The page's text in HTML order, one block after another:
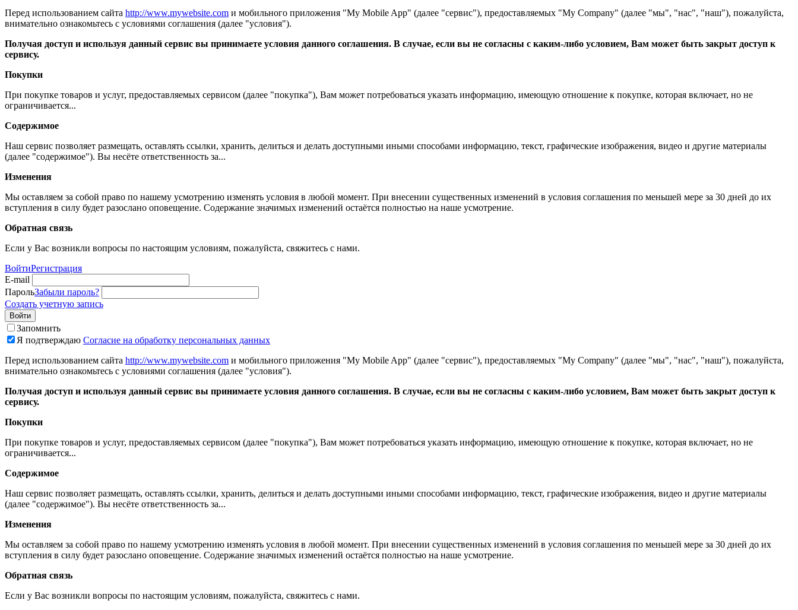
Перед использованием сайта http://www.mywebsite.com и мобильного приложения "My Mobile App" (далее "сервис"), предоставляемых "My Company" (далее "мы", "нас", "наш"), пожалуйста,
внимательно ознакомьтесь с условиями соглашения (далее "условия").
Получая доступ и используя данный сервис вы принимаете условия данного соглашения. В случае, если вы не согласны с каким-либо условием, Вам может быть закрыт доступ к
сервису.
Покупки
При покупке товаров и услуг, предоставляемых сервисом (далее "покупка"), Вам может потребоваться указать информацию, имеющую отношение к покупке, которая включает, но не
ограничивается...
Содержимое
Наш сервис позволяет размещать, оставлять ссылки, хранить, делиться и делать доступными иными способами информацию, текст, графические изображения, видео и другие материалы
(далее "содержимое"). Вы несёте ответственность за...
Изменения
Мы оставляем за собой право по нашему усмотрению изменять условия в любой момент. При внесении существенных изменений в условия соглашения по меньшей мере за 30 дней до их
вступления в силу будет разослано оповещение. Содержание значимых изменений остаётся полностью на наше усмотрение.
Обратная связь
Если у Вас возникли вопросы по настоящим условиям, пожалуйста, свяжитесь с нами.
ВойтиРегистрация
E-mail
ПарольЗабыли пароль?
Создать учетную запись
Войти
Запомнить
Я подтверждаю Согласие на обработку персональных данных
Перед использованием сайта http://www.mywebsite.com и мобильного приложения "My Mobile App" (далее "сервис"), предоставляемых "My Company" (далее "мы", "нас", "наш"), пожалуйста,
внимательно ознакомьтесь с условиями соглашения (далее "условия").
Получая доступ и используя данный сервис вы принимаете условия данного соглашения. В случае, если вы не согласны с каким-либо условием, Вам может быть закрыт доступ к
сервису.
Покупки
При покупке товаров и услуг, предоставляемых сервисом (далее "покупка"), Вам может потребоваться указать информацию, имеющую отношение к покупке, которая включает, но не
ограничивается...
Содержимое
Наш сервис позволяет размещать, оставлять ссылки, хранить, делиться и делать доступными иными способами информацию, текст, графические изображения, видео и другие материалы
(далее "содержимое"). Вы несёте ответственность за...
Изменения
Мы оставляем за собой право по нашему усмотрению изменять условия в любой момент. При внесении существенных изменений в условия соглашения по меньшей мере за 30 дней до их
вступления в силу будет разослано оповещение. Содержание значимых изменений остаётся полностью на наше усмотрение.
Обратная связь
Если у Вас возникли вопросы по настоящим условиям, пожалуйста, свяжитесь с нами.